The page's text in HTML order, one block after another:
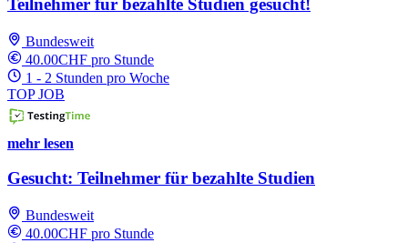
Teilnehmer für bezahlte Studien gesucht!
Bundesweit
40.00CHF pro Stunde
1 - 2 Stunden pro Woche
TOP JOB
mehr lesen
Gesucht: Teilnehmer für bezahlte Studien
Bundesweit
40.00CHF pro Stunde